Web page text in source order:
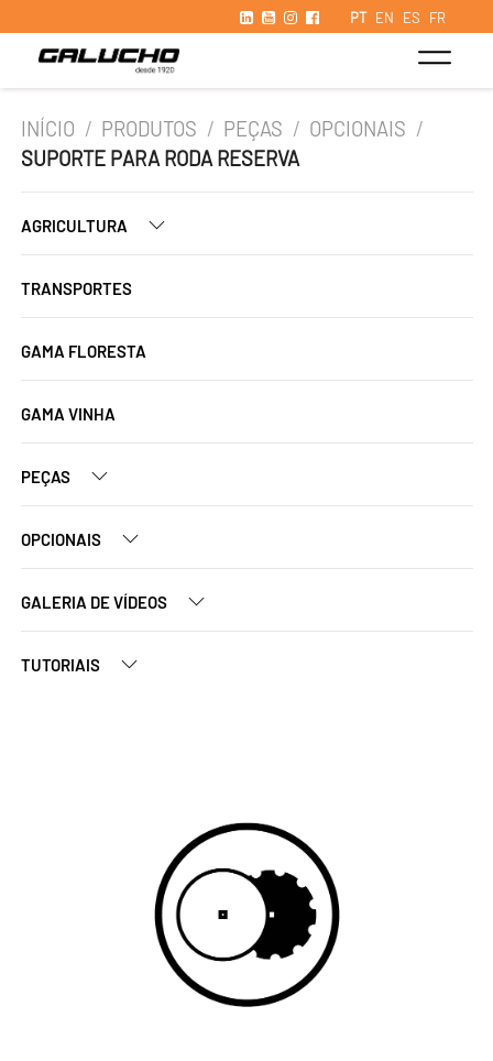
PT EN ES FR
INÍCIO / PRODUTOS / PEÇAS / OPCIONAIS /
SUPORTE PARA RODA RESERVA
AGRICULTURA
TRANSPORTES
GAMA FLORESTA
GAMA VINHA
PEÇAS
OPCIONAIS
GALERIA DE VÍDEOS
TUTORIAIS